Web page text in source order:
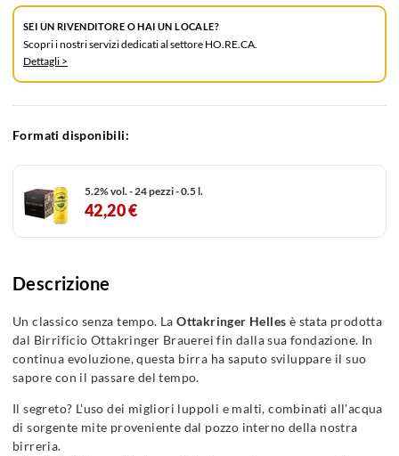
SEI UN RIVENDITORE O HAI UN LOCALE?
Scopri i nostri servizi dedicati al settore HO.RE.CA.
Dettagli >
Formati disponibili:
5.2% vol. - 24 pezzi - 0.5 l.
42,20 €
Descrizione
Un classico senza tempo. LaOttakringer Helles è stata prodotta
dal Birrificio Ottakringer Brauerei fin dalla sua fondazione. In
continua evoluzione, questa birra ha saputo sviluppare il suo
sapore con il passare del tempo.
Il segreto? L'uso dei migliori luppoli e malti, combinati all'acqua
di sorgente mite proveniente dal pozzo interno della nostra
birreria.